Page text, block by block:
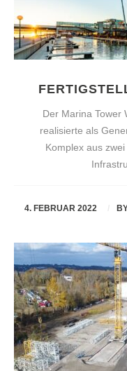
Der Marina Tower
realisierte als
Komplex aus
4. FEBRUAR 2022